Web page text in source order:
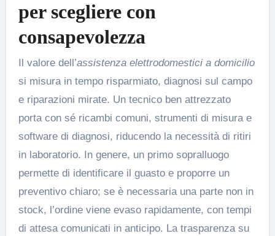
per scegliere con
consapevolezza
Il valore dell’assistenza elettrodomestici a domicilio
si misura in tempo risparmiato, diagnosi sul campo
e riparazioni mirate. Un tecnico ben attrezzato
porta con sé ricambi comuni, strumenti di misura e
software di diagnosi, riducendo la necessità di ritiri
in laboratorio. In genere, un primo sopralluogo
permette di identificare il guasto e proporre un
preventivo chiaro; se è necessaria una parte non in
stock, l’ordine viene evaso rapidamente, con tempi
di attesa comunicati in anticipo. La trasparenza su